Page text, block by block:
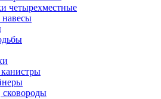
четырехместные